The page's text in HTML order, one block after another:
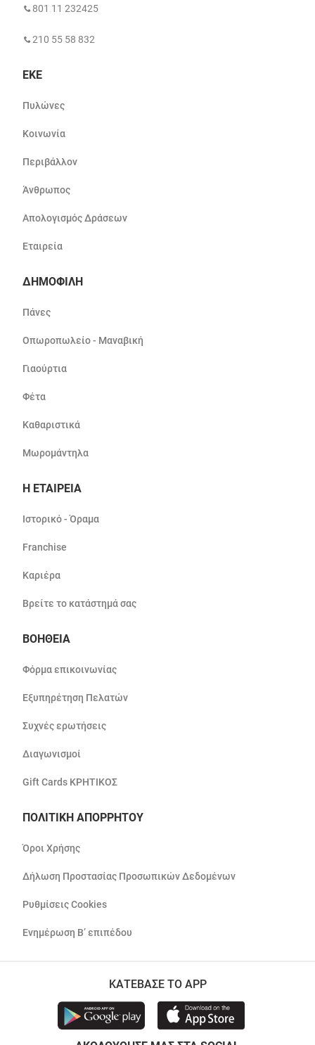
801 11 232425
210 55 58 832
ΕΚΕ
Πυλώνες
Κοινωνία
Περιβάλλον
Άνθρωπος
Απολογισμός Δράσεων
Εταιρεία
ΔΗΜΟΦΙΛΗ
Πάνες
Οπωροπωλείο - Μαναβική
Γιαούρτια
Φέτα
Καθαριστικά
Μωρομάντηλα
Η ΕΤΑΙΡΕΙΑ
Ιστορικό - Όραμα
Franchise
Καριέρα
Βρείτε το κατάστημά σας
ΒΟΗΘΕΙΑ
Φόρμα επικοινωνίας
Εξυπηρέτηση Πελατών
Συχνές ερωτήσεις
Διαγωνισμοί
Gift Cards ΚΡΗΤΙΚΟΣ
ΠΟΛΙΤΙΚΗ ΑΠΟΡΡΗΤΟΥ
Όροι Χρήσης
Δήλωση Προστασίας Προσωπικών Δεδομένων
Ρυθμίσεις Cookies
Ενημέρωση Β’ επιπέδου
ΚΑΤΕΒΑΣΕ ΤΟ APP